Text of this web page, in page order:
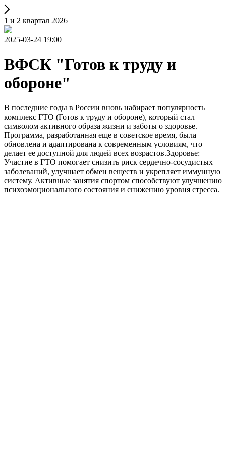
1 и 2 квартал 2026
2025-03-24 19:00
ВФСК "Готов к труду и
обороне"
В последние годы в России вновь набирает популярность
комплекс ГТО (Готов к труду и обороне), который стал
символом активного образа жизни и заботы о здоровье.
Программа, разработанная еще в советское время, была
обновлена и адаптирована к современным условиям, что
делает ее доступной для людей всех возрастов.Здоровье:
Участие в ГТО помогает снизить риск сердечно-сосудистых
заболеваний, улучшает обмен веществ и укрепляет иммунную
систему. Активные занятия спортом способствуют улучшению
психоэмоционального состояния и снижению уровня стресса.